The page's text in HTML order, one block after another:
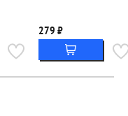
279 ₽